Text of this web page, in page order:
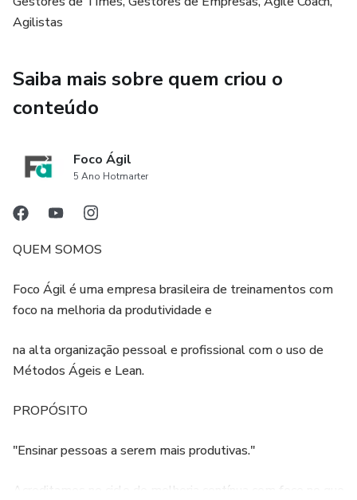
PRÉ-REQUISITOS
É preferível a participação prévia na aula de Design do
Sistema Kanban.
Agilistas
Saiba mais sobre quem criou o
conteúdo
Foco Ágil
5 Ano Hotmarter
QUEM SOMOS
Foco Ágil é uma empresa brasileira de treinamentos com
foco na melhoria da produtividade e
na alta organização pessoal e profissional com o uso de
Métodos Ágeis e Lean.
PROPÓSITO
"Ensinar pessoas a serem mais produtivas."
Acreditamos no ciclo de melhoria contínua com foco no que